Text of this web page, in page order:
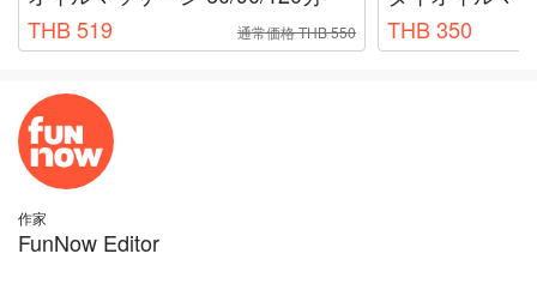
通常価格 THB 550
THB 519
THB 350
作家
FunNow Editor